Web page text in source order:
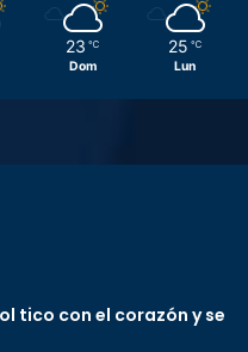
23 ℃
Dom
25 ℃
Lun
tico con el corazón y se